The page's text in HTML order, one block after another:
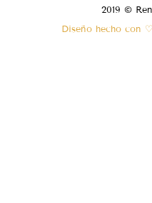
2019 ©
Diseño hecho con